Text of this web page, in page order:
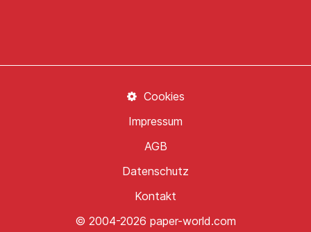
© 2004-2026 paper-world.com
Kontakt
Datenschutz
AGB
Impressum
Cookies